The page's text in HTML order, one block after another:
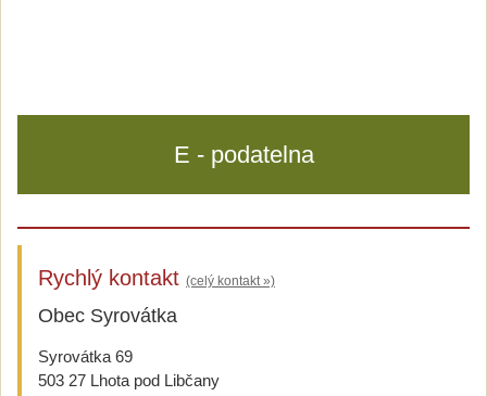
E - podatelna
Rychlý kontakt (celý kontakt »)
Obec Syrovátka
Syrovátka 69
503 27 Lhota pod Libčany